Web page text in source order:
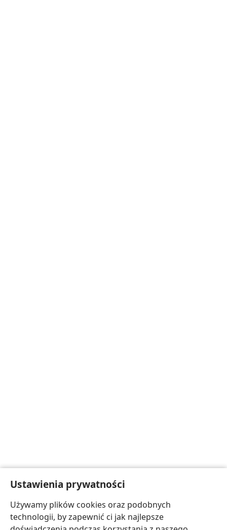
Ustawienia prywatności
Używamy plików cookies oraz podobnych
technologii, by zapewnić ci jak najlepsze